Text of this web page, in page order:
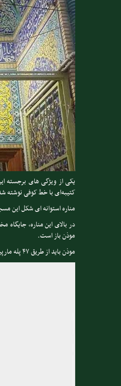
یکی از ویژگی های برجسته
کتیبه‌ای با خط کوفی نوشته
مناره استوانه ای شکل این
در بالای این مناره،
موذن باز است.
موذن باید از طریق ۴۷ پله‌ مارپیچ از پایین خود را تا بالای مناره و جایگاه مخصوصش برساند.